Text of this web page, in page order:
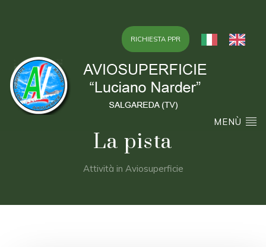
RICHIESTA PPR
MENÙ
La pista
Attività in Aviosuperficie